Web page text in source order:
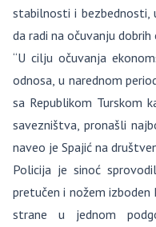
stabilnosti i bezbednosti,
da radi na očuvanju dobrih
“U cilju očuvanja
odnosa, u narednom
sa Republikom Turskom
savezništva, pronašli
naveo je Spajić na
Policija je sinoć
pretučen i nožem izboden
strane u jednom